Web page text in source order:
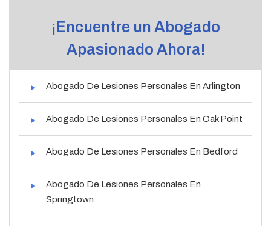
¡Encuentre un Abogado
Apasionado Ahora!
Abogado De Lesiones Personales En Arlington
Abogado De Lesiones Personales En Oak Point
Abogado De Lesiones Personales En Bedford
Abogado De Lesiones Personales En
Springtown